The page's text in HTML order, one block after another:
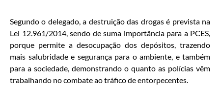
Segundo o delegado, a destruição das drogas é prevista na
Lei 12.961/2014, sendo de suma importância para a PCES,
porque permite a desocupação dos depósitos, trazendo
mais salubridade e segurança para o ambiente, e também
para a sociedade, demonstrando o quanto as polícias vêm
trabalhando no combate ao tráfico de entorpecentes.